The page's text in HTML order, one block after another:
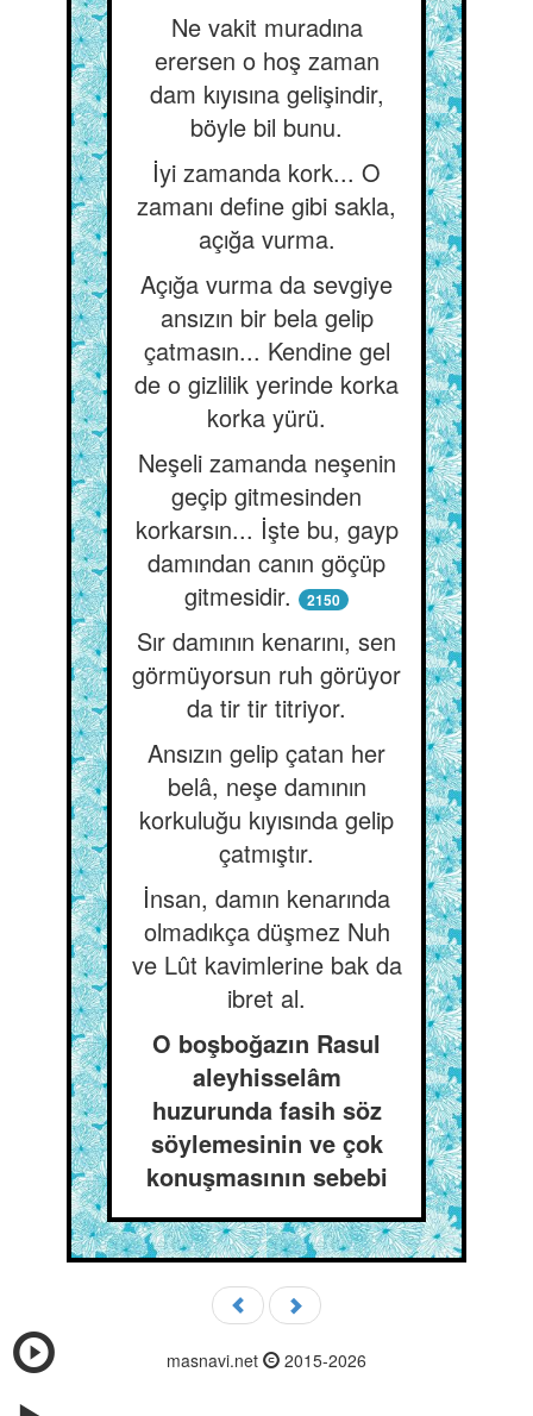
Ne vakit muradına
erersen o hoş zaman
dam kıyısına gelişindir,
böyle bil bunu.
İyi zamanda kork... O
zamanı define gibi sakla,
açığa vurma.
Açığa vurma da sevgiye
ansızın bir bela gelip
çatmasın... Kendine gel
de o gizlilik yerinde korka
korka yürü.
Neşeli zamanda neşenin
geçip gitmesinden
korkarsın... İşte bu, gayp
damından canın göçüp
gitmesidir.
2150
Sır damının kenarını, sen
görmüyorsun ruh görüyor
da tir tir titriyor.
Ansızın gelip çatan her
belâ, neşe damının
korkuluğu kıyısında gelip
çatmıştır.
İnsan, damın kenarında
olmadıkça düşmez Nuh
ve Lût kavimlerine bak da
ibret al.
O boşboğazın Rasul
aleyhisselâm
huzurunda fasih söz
söylemesinin ve çok
konuşmasının sebebi
masnavi.net 2015-2026